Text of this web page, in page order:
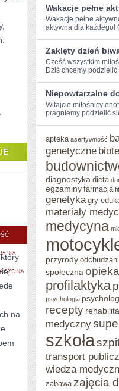
AKTYWNOŚĆ
OPROGRAMOWANIE
I
SZTUCZNA
INTELIGENCJA
na
Wakacje pełne
Wakacje pełne
aktywna‍ dla⁢ każdego!⁣
Zaklęty dzień
Cześć wszystkim
Dziś chcemy podzielić
Niepowtarzalne
Witajcie miłośnicy
pragniemy podzielić
apteka asertywność
genetyczne
diagnostyka dieta
egzaminy farmacja
genetyka gry
materiały
medycyna
przyrody
społeczna
profilaktyka
psychologia
recepty
medyczny
szkoła
transport
wiedza
zabawa zajęcia